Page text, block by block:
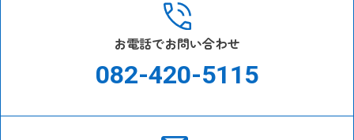
お電話でお問い合わせ
082-420-5115